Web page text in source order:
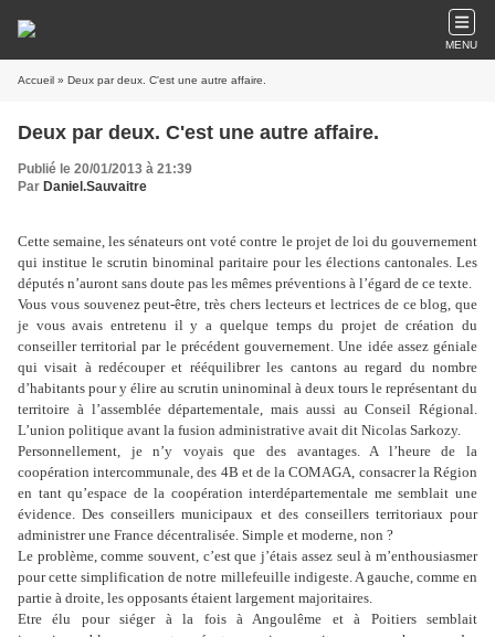
MENU
Accueil » Deux par deux. C'est une autre affaire.
Deux par deux. C'est une autre affaire.
Publié le 20/01/2013 à 21:39
Par Daniel.Sauvaitre
Cette semaine, les sénateurs ont voté contre le projet de loi du gouvernement
qui institue le scrutin binominal paritaire pour les élections cantonales. Les
députés n’auront sans doute pas les mêmes préventions à l’égard de ce texte.
Vous vous souvenez peut-être, très chers lecteurs et lectrices de ce blog, que
je vous avais entretenu il y a quelque temps du projet de création du
conseiller territorial par le précédent gouvernement. Une idée assez géniale
qui visait à redécouper et rééquilibrer les cantons au regard du nombre
d’habitants pour y élire au scrutin uninominal à deux tours le représentant du
territoire à l’assemblée départementale, mais aussi au Conseil Régional.
L’union politique avant la fusion administrative avait dit Nicolas Sarkozy.
Personnellement, je n’y voyais que des avantages. A l’heure de la
coopération intercommunale, des 4B et de la COMAGA, consacrer la Région
en tant qu’espace de la coopération interdépartementale me semblait une
évidence. Des conseillers municipaux et des conseillers territoriaux pour
administrer une France décentralisée. Simple et moderne, non ?
Le problème, comme souvent, c’est que j’étais assez seul à m’enthousiasmer
pour cette simplification de notre millefeuille indigeste. A gauche, comme en
partie à droite, les opposants étaient largement majoritaires.
Etre élu pour siéger à la fois à Angoulême et à Poitiers semblait